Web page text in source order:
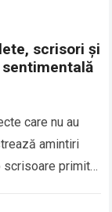
scrisori și
care nu au
amintiri
scrisoare primită